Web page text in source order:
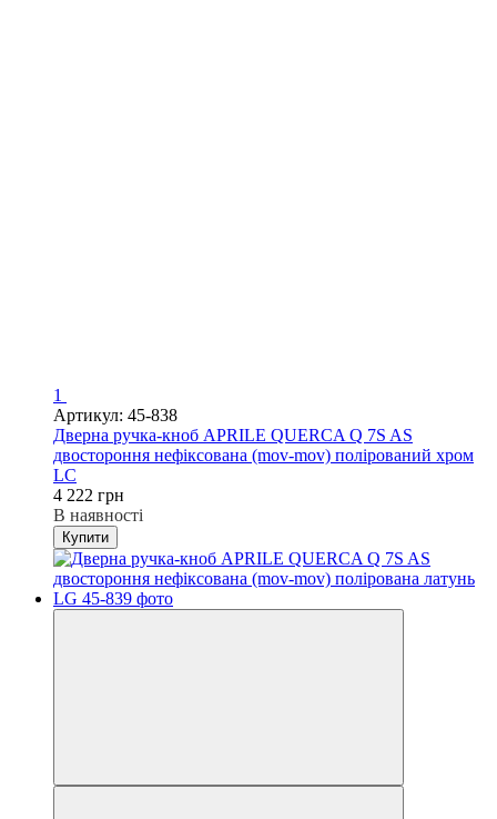
1
Артикул: 45-838
Дверна ручка-кноб APRILE QUERCA Q 7S AS
двостороння нефіксована (mov-mov) полірований хром
LC
4 222 грн
В наявності
Купити